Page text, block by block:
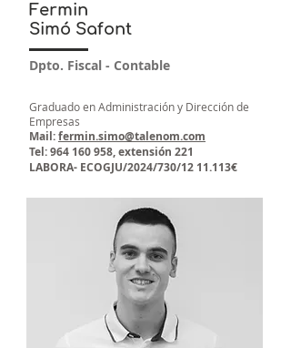
Fermin
Simó Safont
Dpto. Fiscal - Contable
Graduado en Administración y Dirección de
Empresas
Mail:fermin.simo@talenom.com
Tel:964 160 958, extensión 221
​LABORA- ECOGJU/2024/730/12 11.113€